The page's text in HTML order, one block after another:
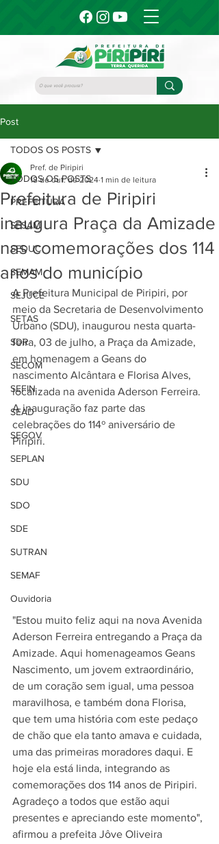
Post
TODOS OS POSTS
PREFEITURA
SESAM
SEDUC
SEMAM
SEJUCE
SETAS
SDR
SECOM
SEFIN
SEAD
SEGOV
SEPLAN
SDU
SDO
SDE
SUTRAN
SEMAF
Ouvidoria
TODOS OS POSTS
Prefeitura de Piripiri
inaugura Praça da Amizade
nas comemorações dos 114
anos do município
Pref. de Piripiri
18 de out. de 2024 1 min de leitura
A Prefeitura Municipal de Piripiri, por
meio da Secretaria de Desenvolvimento
Urbano (SDU), inaugurou nesta quarta-
feira, 03 de julho, a Praça da Amizade,
em homenagem a Geans do
nascimento Alcântara e Florisa Alves,
localizada na avenida Aderson Ferreira.
A inauguração faz parte das
celebrações do 114º aniversário de
Piripiri.
"Estou muito feliz aqui na nova Avenida
Aderson Ferreira entregando a Praça da
Amizade. Aqui homenageamos Geans
Nascimento, um jovem extraordinário,
de um coração sem igual, uma pessoa
maravilhosa, e também dona Florisa,
que tem uma história com este pedaço
de chão que ela tanto amava e cuidada,
uma das primeiras moradores daqui. E
hoje ela está linda, integrando as
comemorações dos 114 anos de Piripiri.
Agradeço a todos que estão aqui
presentes e apreciando este momento",
afirmou a prefeita Jôve Oliveira